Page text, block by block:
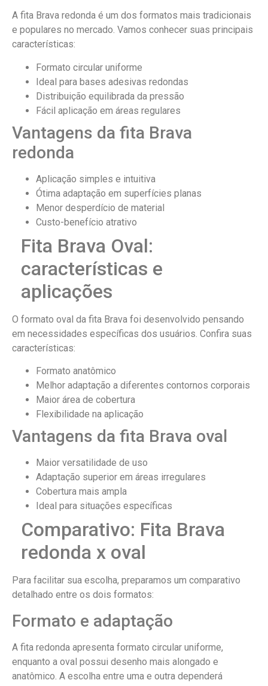
A fita Brava redonda é um dos formatos mais tradicionais
e populares no mercado. Vamos conhecer suas principais
características:
Formato circular uniforme
Ideal para bases adesivas redondas
Distribuição equilibrada da pressão
Fácil aplicação em áreas regulares
Vantagens da fita Brava
redonda
Aplicação simples e intuitiva
Ótima adaptação em superfícies planas
Menor desperdício de material
Custo-benefício atrativo
Fita Brava Oval:
características e
aplicações
O formato oval da fita Brava foi desenvolvido pensando
em necessidades específicas dos usuários. Confira suas
características:
Formato anatômico
Melhor adaptação a diferentes contornos corporais
Maior área de cobertura
Flexibilidade na aplicação
Vantagens da fita Brava oval
Maior versatilidade de uso
Adaptação superior em áreas irregulares
Cobertura mais ampla
Ideal para situações específicas
Comparativo: Fita Brava
redonda x oval
Para facilitar sua escolha, preparamos um comparativo
detalhado entre os dois formatos:
Formato e adaptação
A fita redonda apresenta formato circular uniforme,
enquanto a oval possui desenho mais alongado e
anatômico. A escolha entre uma e outra dependerá